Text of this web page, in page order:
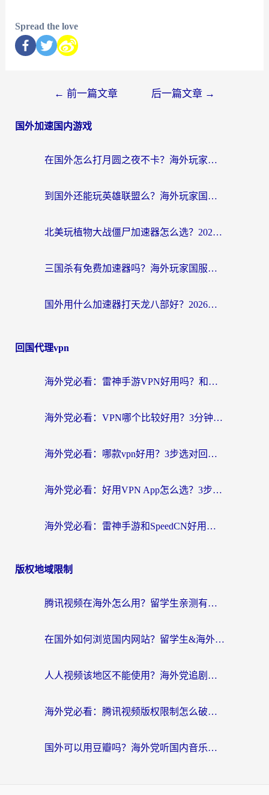
Spread the love
← 前一篇文章 后一篇文章 →
国外加速国内游戏
在国外怎么打月圆之夜不卡？海外玩家国服游戏加速终极指南（附巴西英国游戏适配方案）
到国外还能玩英雄联盟么？海外玩家国服游戏畅玩终极指南
北美玩植物大战僵尸加速器怎么选？2026海外党必看的国服游戏加速指南
三国杀有免费加速器吗？海外玩家国服畅玩终极指南（附泰国南非专属解决方案）
国外用什么加速器打天龙八部好？2026海外玩家国服游戏加速全攻略
回国代理vpn
海外党必看：雷神手游VPN好用吗？和天速回国VPN对比哪个回国效果更好？附实用加速器选择指南
海外党必看：VPN哪个比较好用？3分钟找到适合你的回国加速方案
海外党必看：哪款vpn好用？3步选对回国加速器，无缝刷剧玩游戏
海外党必看：好用VPN App怎么选？3步教你无缝访问国内资源
海外党必看：雷神手游和SpeedCN好用吗？3招选对回国加速器无缝刷国内资源
版权地域限制
腾讯视频在海外怎么用？留学生亲测有效的回国加速器攻略
在国外如何浏览国内网站？留学生&海外华人的无缝访问指南
人人视频该地区不能使用？海外党追剧看片的终极解决方案来了
海外党必看：腾讯视频版权限制怎么破？3步让你轻松追剧
国外可以用豆瓣吗？海外党听国内音乐听书的实用指南